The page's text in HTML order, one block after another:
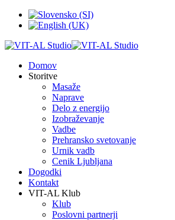
Domov
Storitve
Masaže
Naprave
Delo z energijo
Izobraževanje
Vadbe
Prehransko svetovanje
Urnik vadb
Cenik Ljubljana
Dogodki
Kontakt
VIT-AL Klub
Klub
Poslovni partnerji